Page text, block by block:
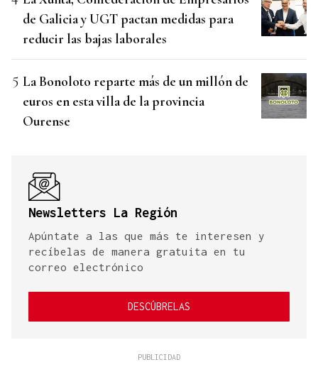
de Galicia y UGT pactan medidas para
reducir las bajas laborales
La Bonoloto reparte más de un millón de
euros en esta villa de la provincia
Ourense
Newsletters La Región
Apúntate a las que más te interesen y
recíbelas de manera gratuita en tu
correo electrónico
DESCÚBRELAS